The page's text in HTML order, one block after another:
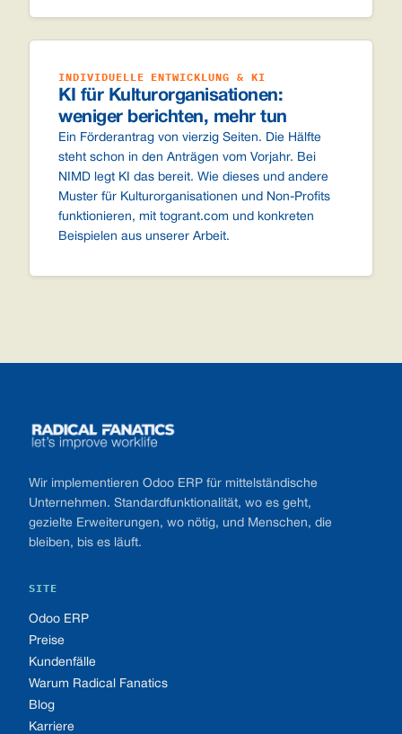
INDIVIDUELLE ENTWICKLUNG & KI
KI für Kulturorganisationen:
weniger berichten, mehr tun
Ein Förderantrag von vierzig Seiten. Die Hälfte
steht schon in den Anträgen vom Vorjahr. Bei
NIMD legt KI das bereit. Wie dieses und andere
Muster für Kulturorganisationen und Non-Profits
funktionieren, mit togrant.com und konkreten
Beispielen aus unserer Arbeit.
Wir implementieren Odoo ERP für mittelständische
Unternehmen. Standardfunktionalität, wo es geht,
gezielte Erweiterungen, wo nötig, und Menschen, die
bleiben, bis es läuft.
SITE
Odoo ERP
Preise
Kundenfälle
Warum Radical Fanatics
Blog
Karriere